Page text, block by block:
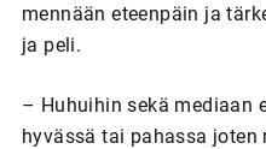
mennään eteenpäin ja
ja peli.
– Huhuihin sekä mediaan
hyvässä tai pahassa